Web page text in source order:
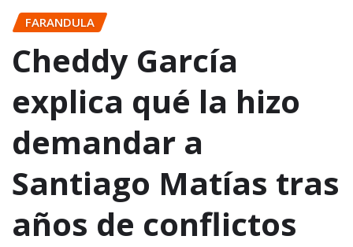
FARANDULA
Cheddy García
explica qué la hizo
demandar a
Santiago Matías tras
años de conflictos